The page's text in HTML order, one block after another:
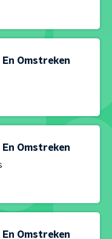
En Omstreken
En Omstreken
En Omstreken